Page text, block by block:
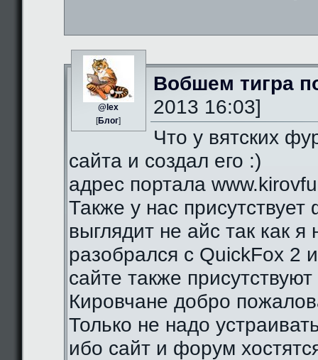
@lex
[Блог]
Вобшем тигра
2013 16:03]
Что у вятских
сайта и создал его :)
адрес портала
Также у нас
выглядит не айс так как я
разобрался с QuickFox 2
сайте также присутствуют
Кировчане добро
Только не надо
ибо сайт и форум